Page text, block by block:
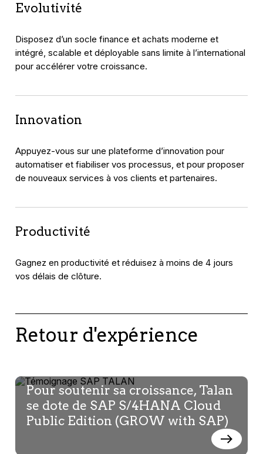
Evolutivité
Disposez d’un socle finance et achats moderne et
intégré, scalable et déployable sans limite à l’international
pour accélérer votre croissance.
Innovation
Appuyez-vous sur une plateforme d’innovation pour
automatiser et fiabiliser vos processus, et pour proposer
de nouveaux services à vos clients et partenaires.
Productivité
Gagnez en productivité et réduisez à moins de 4 jours
vos délais de clôture.
Retour d'expérience
Pour soutenir sa croissance, Talan
se dote de SAP S/4HANA Cloud
Public Edition (GROW with SAP)